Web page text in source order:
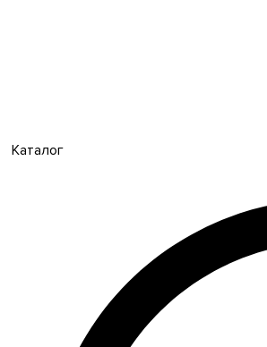
Каталог